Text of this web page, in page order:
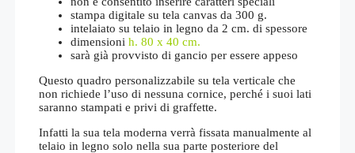
stampa digitale su tela canvas da 300 g.
intelaiato su telaio in legno da 2 cm. di spessore
dimensioni h. 80 x 40 cm.
sarà già provvisto di gancio per essere appeso
Questo quadro personalizzabile su tela verticale che
non richiede l’uso di nessuna cornice, perché i suoi lati
saranno stampati e privi di graffette.
Infatti la sua tela moderna verrà fissata manualmente al
telaio in legno solo nella sua parte posteriore del